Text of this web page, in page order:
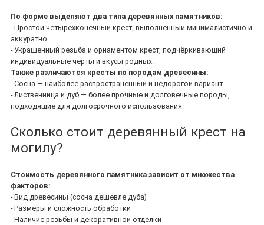
По форме выделяют два типа деревянных памятников:
- Простой четырёхконечный крест, выполненный минималистично и
аккуратно.
- Украшенный резьба и орнаментом крест, подчёркивающий
индивидуальные черты и вкусы родных.
Также различаются кресты по породам древесины:
- Сосна — наиболее распространённый и недорогой вариант.
- Лиственница и дуб — более прочные и долговечные породы,
подходящие для долгосрочного использования.
Сколько стоит деревянный крест на
могилу?
Стоимость деревянного памятника зависит от множества
факторов:
- Вид древесины (сосна дешевле дуба)
- Размеры и сложность обработки
- Наличие резьбы и декоративной отделки